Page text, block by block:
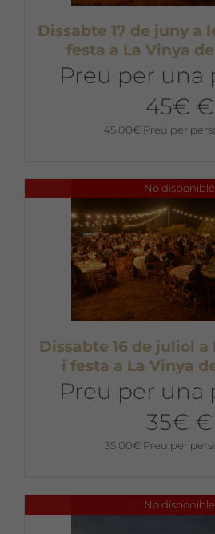
Dissabte 17 de juny a
festa a La Vinya
Preu per una
45€ €
45,00€ Preu per
No disponible
Dissabte 16 de juliol a
i festa a La Vinya
Preu per una
35€ €
35,00€ Preu per
No disponible